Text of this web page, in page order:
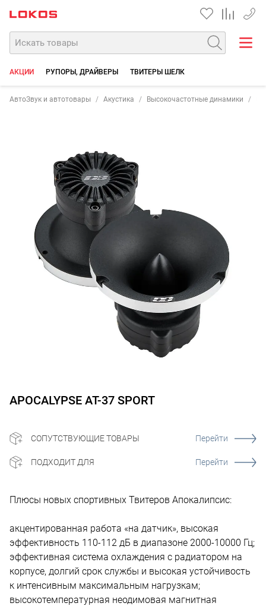
+7
АКЦИИ РУПОРЫ, ДРАЙВЕРЫ ТВИТЕРЫ ШЕЛК
АвтоЗвук и автотовары Акустика Высокочастотные динамики
APOCALYPSE AT-37 SPORT
СОПУТСТВУЮЩИЕ ТОВАРЫ Перейти
ПОДХОДИТ ДЛЯ Перейти
Плюсы новых спортивных Твитеров Апокалипсис:
акцентированная работа «на датчик», высокая
эффективность 110-112 дБ в диапазоне 2000-10000 Гц;
эффективная система охлаждения с радиатором на
корпусе, долгий срок службы и высокая устойчивость
к интенсивным максимальным нагрузкам;
высокотемпературная неодимовая магнитная